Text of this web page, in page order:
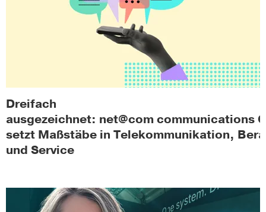
Dreifach
ausgezeichnet: net@com communications
setzt Maßstäbe in Telekommunikation,
und Service